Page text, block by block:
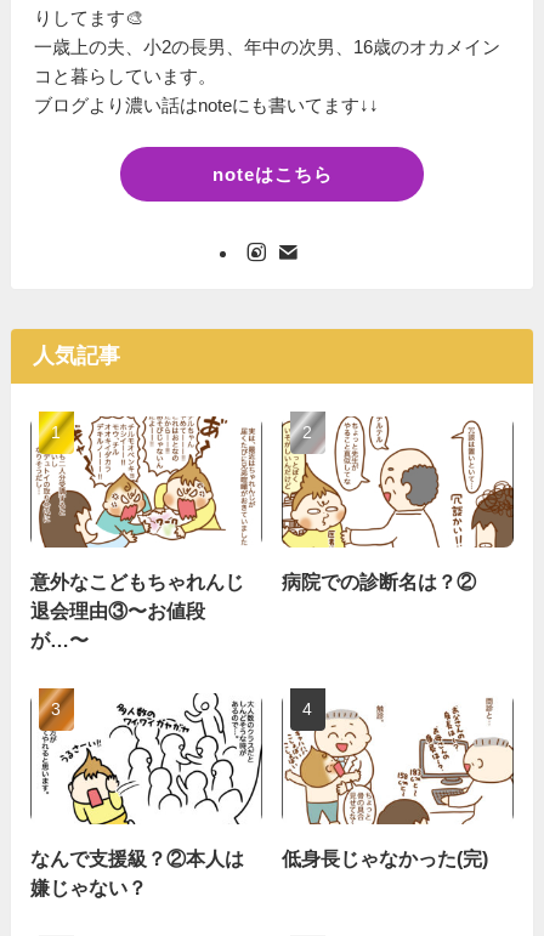
りしてます🎨
一歳上の夫、小2の長男、年中の次男、16歳のオカメイン
コと暮らしています。
ブログより濃い話はnoteにも書いてます↓↓
noteはこちら
人気記事
意外なこどもちゃれんじ
退会理由③〜お値段
が…〜
病院での診断名は？②
なんで支援級？②本人は
嫌じゃない？
低身長じゃなかった(完)